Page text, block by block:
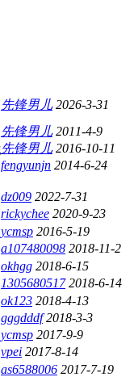
先锋男儿 2026-3-31
先锋男儿 2011-4-9
先锋男儿 2016-10-11
fengyunjn 2014-6-24
dz009 2022-7-31
rickychee 2020-9-23
ycmsp 2016-5-19
a107480098 2018-11-2
okhgg 2018-6-15
1305680517 2018-6-14
ok123 2018-4-13
gggdddf 2018-3-3
ycmsp 2017-9-9
vpei 2017-8-14
as6588006 2017-7-19